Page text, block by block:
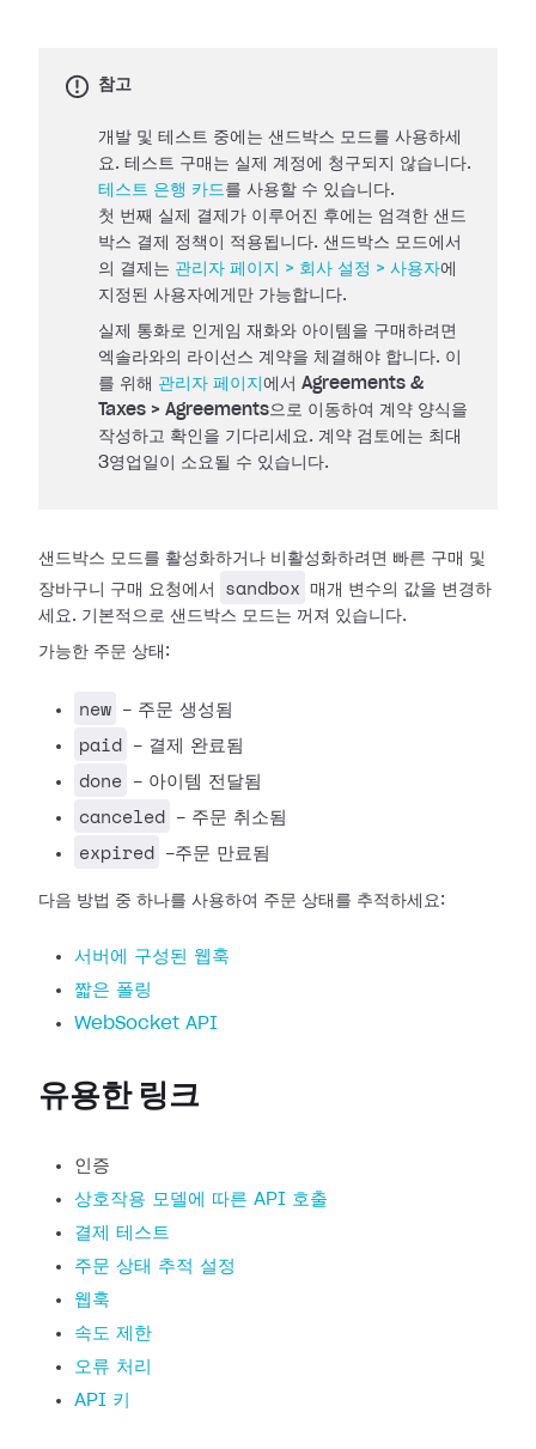
참고
개발 및 테스트 중에는 샌드박스 모드를 사용하세
요. 테스트 구매는 실제 계정에 청구되지 않습니다.
테스트 은행 카드를 사용할 수 있습니다.
첫 번째 실제 결제가 이루어진 후에는 엄격한 샌드
박스 결제 정책이 적용됩니다. 샌드박스 모드에서
의 결제는 관리자 페이지 > 회사 설정 > 사용자에
지정된 사용자에게만 가능합니다.
실제 통화로 인게임 재화와 아이템을 구매하려면
엑솔라와의 라이선스 계약을 체결해야 합니다. 이
를 위해 관리자 페이지 에서 Agreements &
Taxes > Agreements으로 이동하여 계약 양식을
작성하고 확인을 기다리세요. 계약 검토에는 최대
3영업일이 소요될 수 있습니다.
샌드박스 모드를 활성화하거나 비활성화하려면 빠른 구매 및
장바구니 구매 요청에서
sandbox
매개 변수의 값을 변경하
세요. 기본적으로 샌드박스 모드는 꺼져 있습니다.
가능한 주문 상태:
new - 주문 생성됨
paid - 결제 완료됨
done - 아이템 전달됨
canceled - 주문 취소됨
expired -주문 만료됨
다음 방법 중 하나를 사용하여 주문 상태를 추적하세요:
서버에 구성된 웹훅
짧은 폴링
WebSocket API
유용한 링크
인증
상호작용 모델에 따른 API 호출
결제 테스트
주문 상태 추적 설정
웹훅
속도 제한
오류 처리
API 키